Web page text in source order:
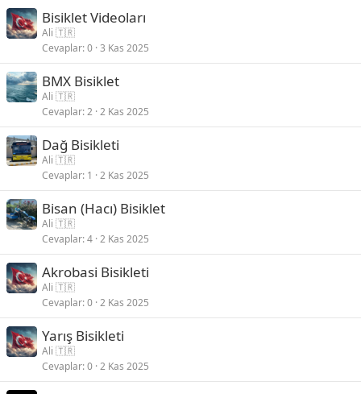
Bisiklet Videoları
Ali 🇹🇷
Cevaplar 0 3 Kas 2025
BMX Bisiklet
Ali 🇹🇷
Cevaplar 2 2 Kas 2025
Dağ Bisikleti
Ali 🇹🇷
Cevaplar 1 2 Kas 2025
Bisan (Hacı) Bisiklet
Ali 🇹🇷
Cevaplar 4 2 Kas 2025
Akrobasi Bisikleti
Ali 🇹🇷
Cevaplar 0 2 Kas 2025
Yarış Bisikleti
Ali 🇹🇷
Cevaplar 0 2 Kas 2025